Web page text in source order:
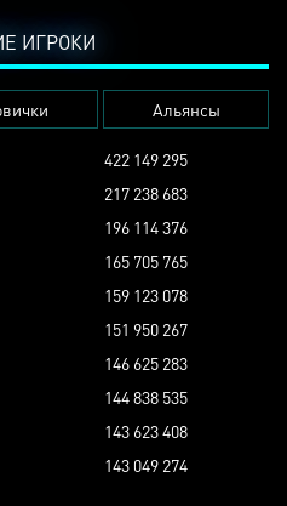
ИГРОКИ
Альянсы
422 149 295
217 238 683
196 114 376
165 705 765
159 123 078
151 950 267
146 625 283
144 838 535
143 623 408
143 049 274